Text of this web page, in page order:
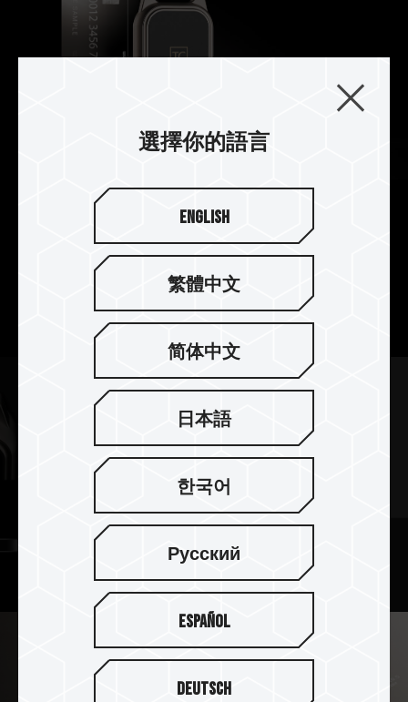
時尚輕巧的生活單品
產品尺寸比信用卡更小，整體材質已採用 73% 的金
屬材質，重量僅 70 公克，充分展現輕量化與高質感
的結合，兼具科技與生活品味。
選擇你的語言
English
繁體中文
简体中文
日本語
한국어
Русский
Español
Deutsch